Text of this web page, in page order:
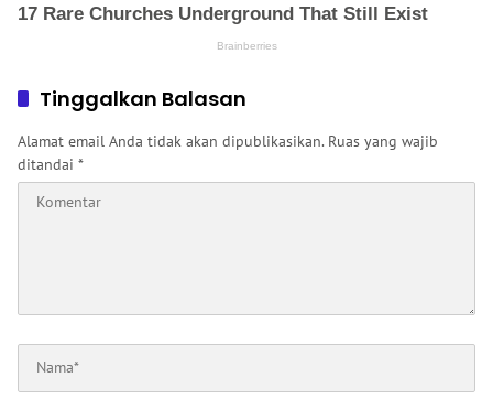
Tinggalkan Balasan
Alamat email Anda tidak akan dipublikasikan. Ruas yang wajib
ditandai *